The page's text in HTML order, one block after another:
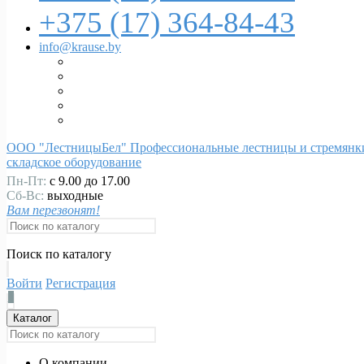
+375 (17) 364-84-43
info@krause.by
ООО "ЛестницыБел" Профессиональные лестницы и
складское оборудование
Пн-Пт: с 9.00 до 17.00
Сб-Вс: выходные
Вам перезвонят!
Поиск по каталогу
Войти Регистрация
Каталог